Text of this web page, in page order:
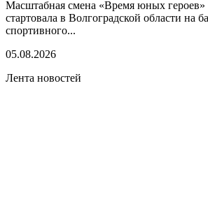
Масштабная смена «Время юных
стартовала в Волгоградской области на
спортивного...
05.08.2026
Лента новостей